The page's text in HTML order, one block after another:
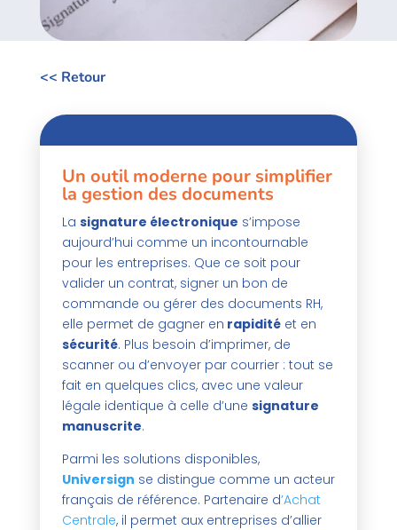
<< Retour
Un outil moderne pour simplifier
la gestion des documents
La signature électronique s’impose
aujourd’hui comme un incontournable
pour les entreprises. Que ce soit pour
valider un contrat, signer un bon de
commande ou gérer des documents RH,
elle permet de gagner en rapiditéet en
sécurité. Plus besoin d’imprimer, de
scanner ou d’envoyer par courrier : tout se
fait en quelques clics, avec une valeur
légale identique à celle d’une signature
manuscrite.
Parmi les solutions disponibles,
Universign se distingue comme un acteur
français de référence. Partenaire d’Achat
Centrale, il permet aux entreprises d’allier